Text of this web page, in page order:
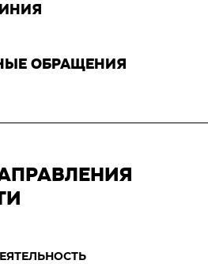
ОБРАЩЕНИЯ